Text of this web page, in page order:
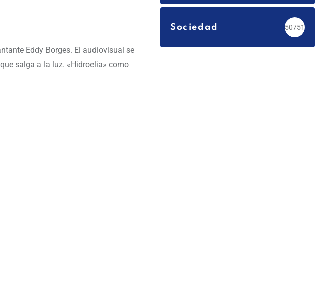
Eddy Borges. El audiovisual se
salga a la luz. «Hidroelia» como
Sociedad 50751